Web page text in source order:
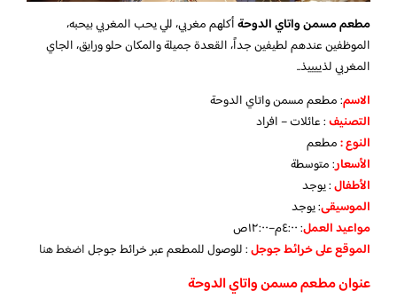
مطعم مسمن واتاي الدوحةأكلهم مغربي، للي يحب المغربي بيحبه،
الموظفين عندهم لطيفين جداً، القعدة جميلة والمكان حلو ورايق، الجاي
المغربي لذييييذ..
الاسم: مطعم مسمن واتاي الدوحة
التصنيف: عائلات – افراد
النوع :مطعم
الأسعار:متوسطة
الأطفال:يوجد
الموسيقى:يوجد
مواعيد العمل: ٤:٠٠م–١٢:٠٠ص
الموقع على خرائط جوجل: للوصول للمطعم عبر خرائط جوجلاضغط هنا
عنوان مطعم مسمن واتاي الدوحة